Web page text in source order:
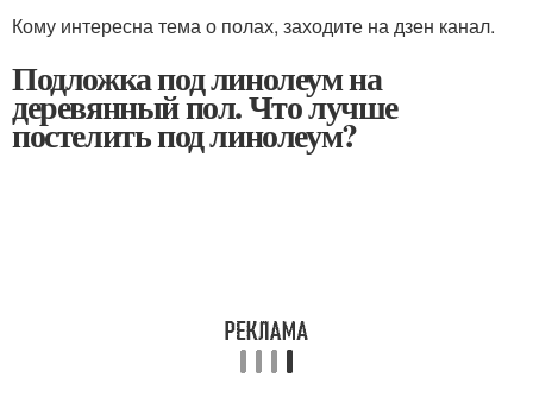
Кому интересна тема о полах, заходите на дзен канал.
Подложка под линолеум на
деревянный пол. Что лучше
постелить под линолеум?